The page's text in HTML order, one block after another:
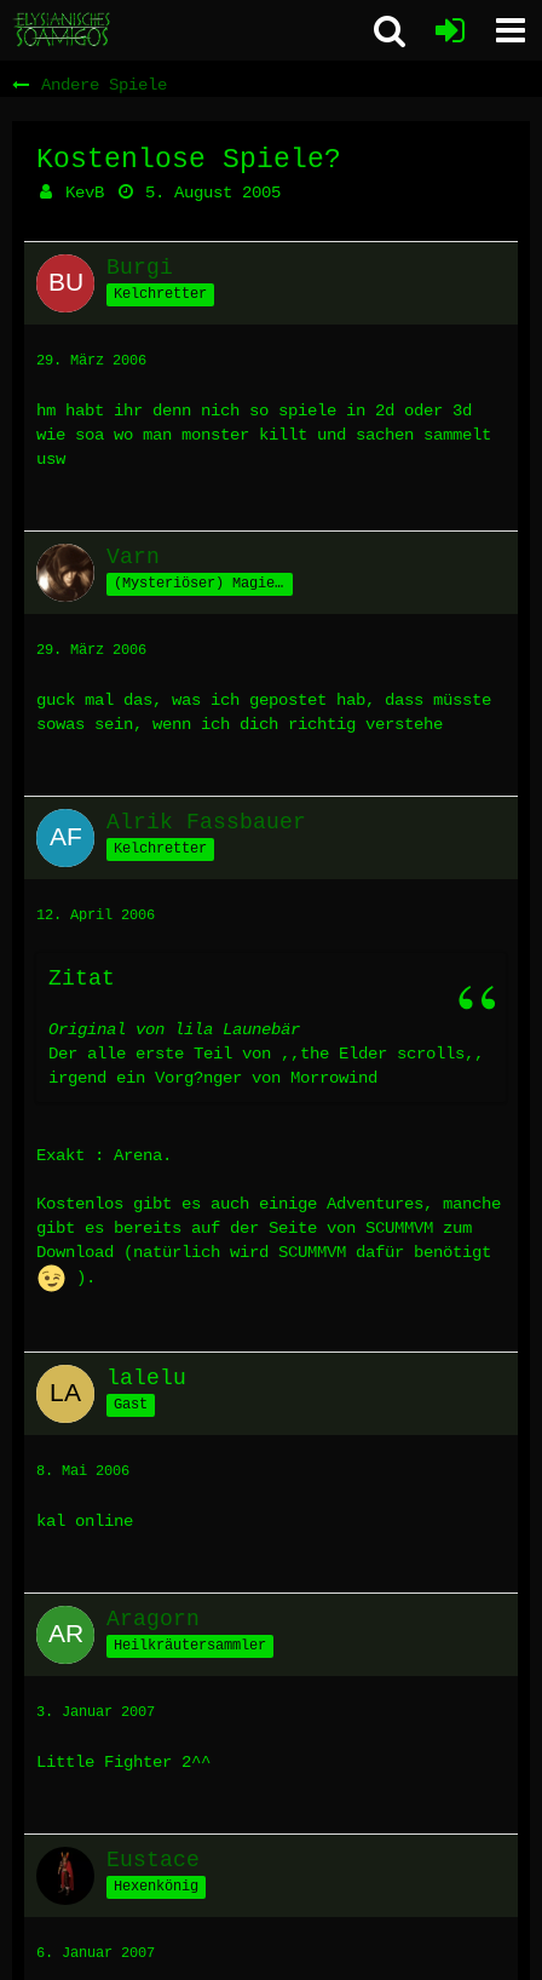
Andere Spiele
Kostenlose Spiele?
KevB 5. August 2005
Burgi
Kelchretter
29. März 2006
hm habt ihr denn nich so spiele in 2d oder 3d
wie soa wo man monster killt und sachen sammelt
usw
Varn
(Mysteriöser) Magier aus Fornax
29. März 2006
guck mal das, was ich gepostet hab, dass müsste
sowas sein, wenn ich dich richtig verstehe
Alrik Fassbauer
Kelchretter
12. April 2006
Zitat
Original von lila Launebär
Der alle erste Teil von ,,the Elder scrolls,,
irgend ein Vorg?nger von Morrowind
Exakt : Arena.
Kostenlos gibt es auch einige Adventures, manche
gibt es bereits auf der Seite von SCUMMVM zum
Download (natürlich wird SCUMMVM dafür benötigt
).
lalelu
Gast
8. Mai 2006
kal online
Aragorn
Heilkräutersammler
3. Januar 2007
Little Fighter 2^^
Eustace
Hexenkönig
6. Januar 2007